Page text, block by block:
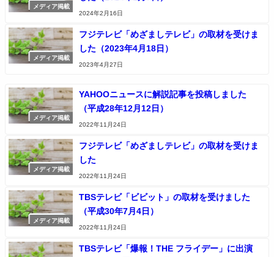
メディア掲載
2024年2月16日
メディア掲載
フジテレビ「めざましテレビ」の取材を受けま
した（2023年4月18日）
2023年4月27日
メディア掲載
YAHOOニュースに解説記事を投稿しました
（平成28年12月12日）
2022年11月24日
メディア掲載
フジテレビ「めざましテレビ」の取材を受けま
した
2022年11月24日
メディア掲載
TBSテレビ「ビビット」の取材を受けました
（平成30年7月4日）
2022年11月24日
TBSテレビ「爆報！THE フライデー」に出演